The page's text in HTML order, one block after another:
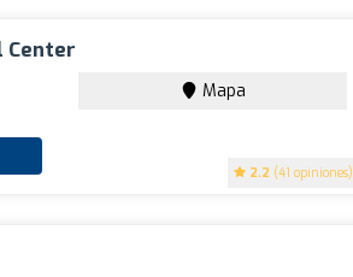
Center
2.2 (41 opiniones)
Mapa